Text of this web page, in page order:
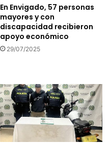
En Envigado, 57 personas
mayores y con
discapacidad recibieron
apoyo económico
29/07/2025